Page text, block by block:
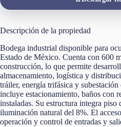
Descripción de la propiedad
Bodega industrial disponible para
Estado de México. Cuenta con 600
construcción, lo que permite
almacenamiento, logística y
tráiler, energía trifásica y
incluye estacionamiento, baños con
instaladas. Su estructura integra
iluminación natural del 8%. El
operación y control de entradas y